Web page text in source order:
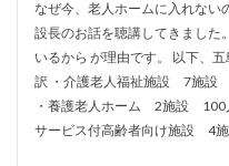
なぜ今、老人ホームに入れない
設長のお話を聴講してきました
いるから が理由です。 以下、
訳 ・介護老人福祉施設 7施
・養護老人ホーム 2施設
サービス付高齢者向け施設 4